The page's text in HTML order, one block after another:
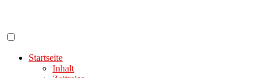
springen
Startseite
Inhalt